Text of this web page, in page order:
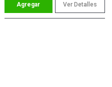
Ver Detalles